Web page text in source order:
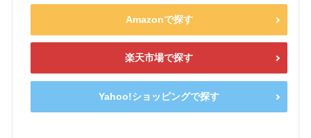
Amazonで探す
楽天市場で探す
Yahoo!ショッピングで探す